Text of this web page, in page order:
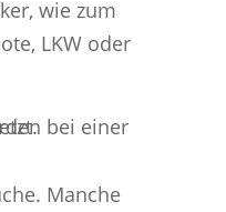
wie zum
LKW oder
Manche